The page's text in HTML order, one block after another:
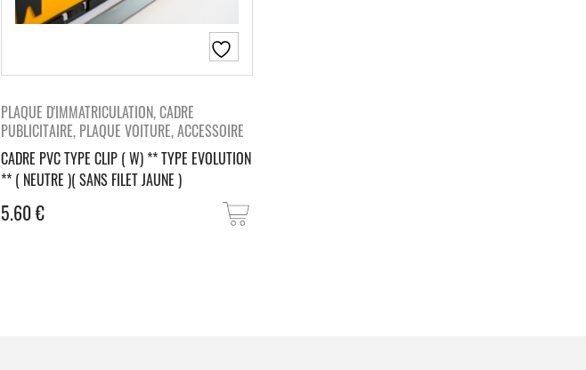
PLAQUE D'IMMATRICULATION, CADRE
PUBLICITAIRE, PLAQUE VOITURE, ACCESSOIRE
CADRE PVC TYPE CLIP ( W) ** TYPE EVOLUTION
** ( NEUTRE )( SANS FILET JAUNE )
5.60€